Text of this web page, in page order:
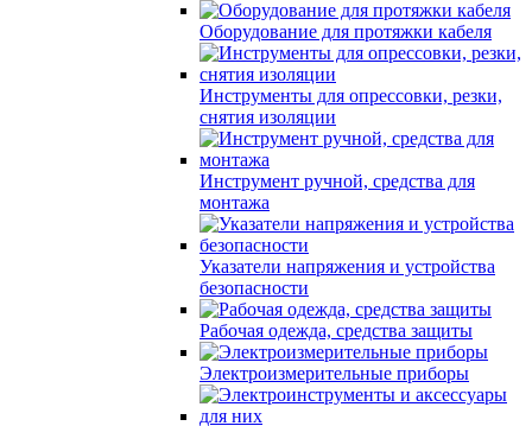
Оборудование для протяжки кабеля
Инструменты для опрессовки, резки,
снятия изоляции
Инструмент ручной, средства для
монтажа
Указатели напряжения и устройства
безопасности
Рабочая одежда, средства защиты
Электроизмерительные приборы